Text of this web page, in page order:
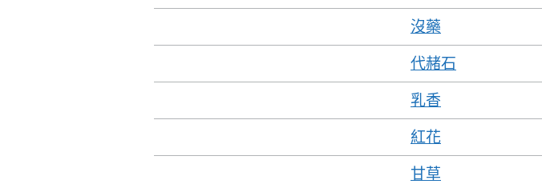
沒藥
代赭石
乳香
紅花
甘草